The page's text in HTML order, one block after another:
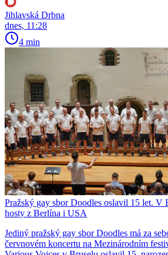
Jihlavská Drbna
dnes, 11:28
4 min
Pražský gay sbor Doodles oslavil 15 let. V
hosty z Berlína i USA
Jediný pražský gay sbor Doodles má za
červnovém koncertu na Mezinárodním